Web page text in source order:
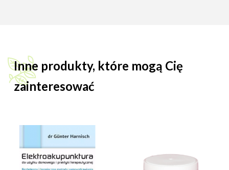
Inne produkty, które mogą Cię
zainteresować